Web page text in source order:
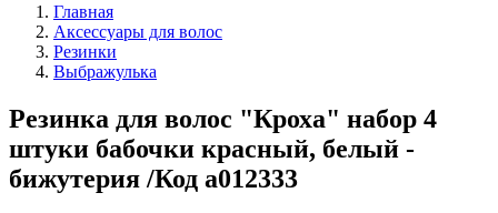
Главная
Аксессуары для волос
Резинки
Выбражулька
Резинка для волос "Кроха" набор 4
штуки бабочки красный, белый -
бижутерия /Код a012333